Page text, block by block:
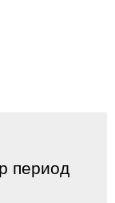
период